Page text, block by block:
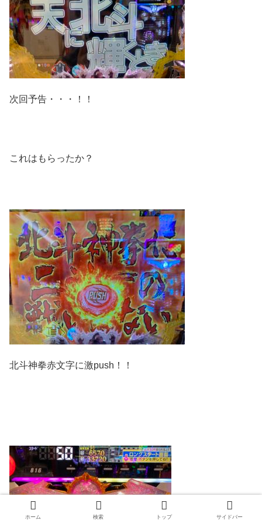
次回予告・・・！！
これはもらったか？
北斗神拳赤文字に激push！！
ホーム 検索 トップ サイドバー